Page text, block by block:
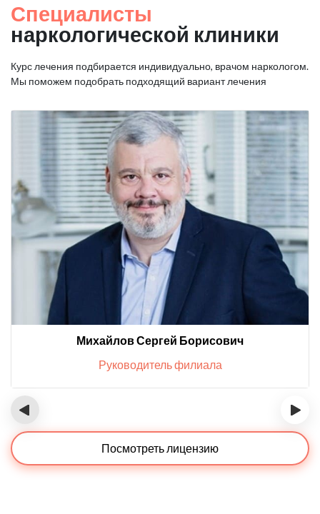
Специалисты
наркологической клиники
Курс лечения подбирается индивидуально, врачом наркологом.
Мы поможем подобрать подходящий вариант лечения
Михайлов Сергей Борисович
Руководитель филиала
‹ ›
Посмотреть лицензию